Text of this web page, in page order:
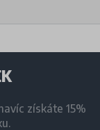
získáte 15%